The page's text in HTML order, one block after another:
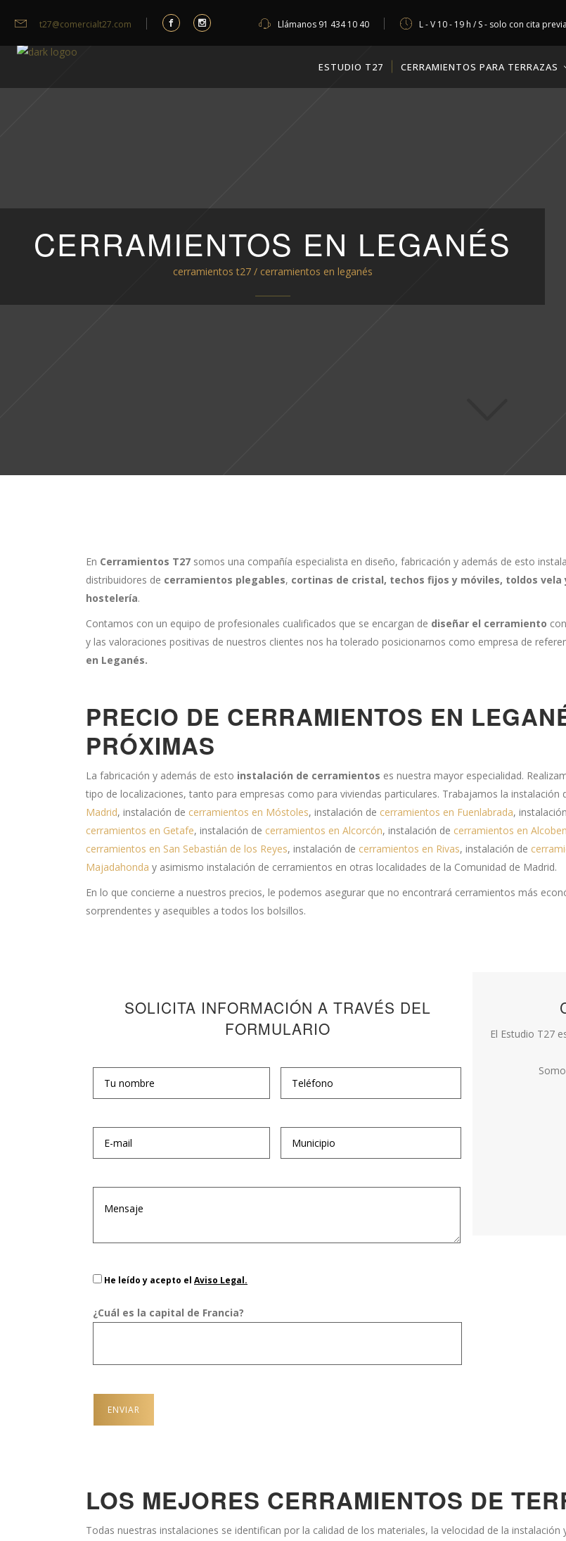
t27@comercialt27.com Llámanos 91 434 10 40 L - V 10 - 19 h / S - solo con cita previa
ESTUDIO T27 CERRAMIENTOS PARA TERRAZAS
CERRAMIENTOS EN LEGANÉS
cerramientos t27/ cerramientos en leganés
En Cerramientos T27 somos una compañía especialista en diseño, fabricación y además de esto
distribuidores de cerramientos plegables, cortinas de cristal, techos fijos y móviles, toldos
hostelería.
Contamos con un equipo de profesionales cualificados que se encargan de diseñar el cerramiento
y las valoraciones positivas de nuestros clientes nos ha tolerado posicionarnos como empresa de
en Leganés.
PRECIO DE CERRAMIENTOS EN
PRÓXIMAS
La fabricación y además de esto instalación de cerramientos es nuestra mayor especialidad.
tipo de localizaciones, tanto para empresas como para viviendas particulares. Trabajamos la instalación
Madrid, instalación de cerramientos en Móstoles, instalación de cerramientos en Fuenlabrada,
cerramientos en Getafe, instalación de cerramientos en Alcorcón, instalación de cerramientos en
cerramientos en San Sebastián de los Reyes, instalación de cerramientos en Rivas, instalación de
Majadahonda y asimismo instalación de cerramientos en otras localidades de la Comunidad de Madrid.
En lo que concierne a nuestros precios, le podemos asegurar que no encontrará cerramientos más
sorprendentes y asequibles a todos los bolsillos.
SOLICITA INFORMACIÓN A TRAVÉS DEL
FORMULARIO
He leído y acepto el Aviso Legal.
¿Cuál es la capital de Francia?
El Estudio T27
LOS MEJORES CERRAMIENTOS DE
Todas nuestras instalaciones se identifican por la calidad de los materiales, la velocidad de la